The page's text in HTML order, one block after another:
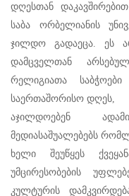
დღესთან
საბა ორბელიანის
ჯილდო გადაეცა. ეს
დამცველთან
რელიგიათა
საერთაშორისო დღეს,
აჯილდოებენ
მედიასაშუალებებს
ხელი შეუწყეს
უმცირესობების
კულტურის